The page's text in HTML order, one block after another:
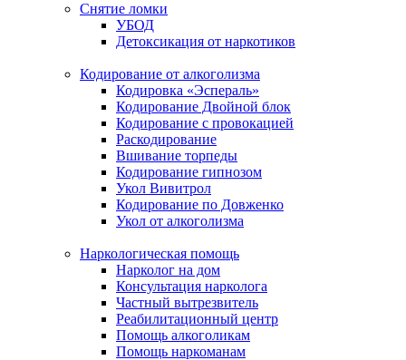
Снятие ломки
УБОД
Детоксикация от наркотиков
Кодирование от алкоголизма
Кодировка «Эспераль»
Кодирование Двойной блок
Кодирование с провокацией
Раскодирование
Вшивание торпеды
Кодирование гипнозом
Укол Вивитрол
Кодирование по Довженко
Укол от алкоголизма
Наркологическая помощь
Нарколог на дом
Консультация нарколога
Частный вытрезвитель
Реабилитационный центр
Помощь алкоголикам
Помощь наркоманам